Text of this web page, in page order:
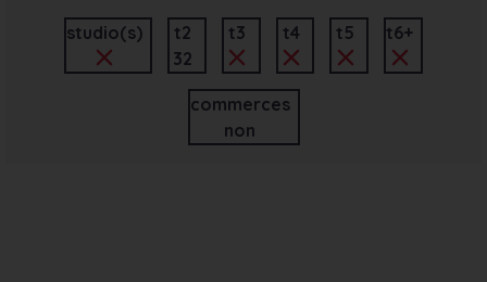
studio(s)
t2
32
t3 t4 t5 t6+
commerces
non